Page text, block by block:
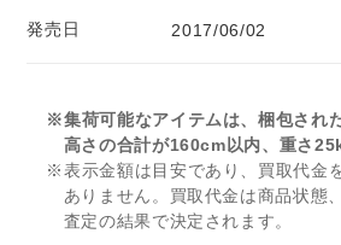
発売日 2017/06/02
※集荷可能なアイテムは、梱包され
高さの合計が160cm以内、重さ
※表示金額は目安であり、買取代金
ありません。買取代金は商品状態
査定の結果で決定されます。